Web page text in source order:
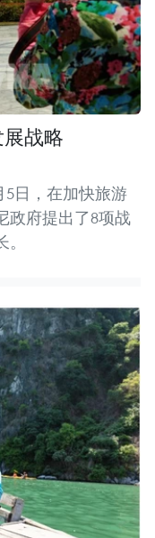
战略
5日，在加快旅游
政府提出了8项战